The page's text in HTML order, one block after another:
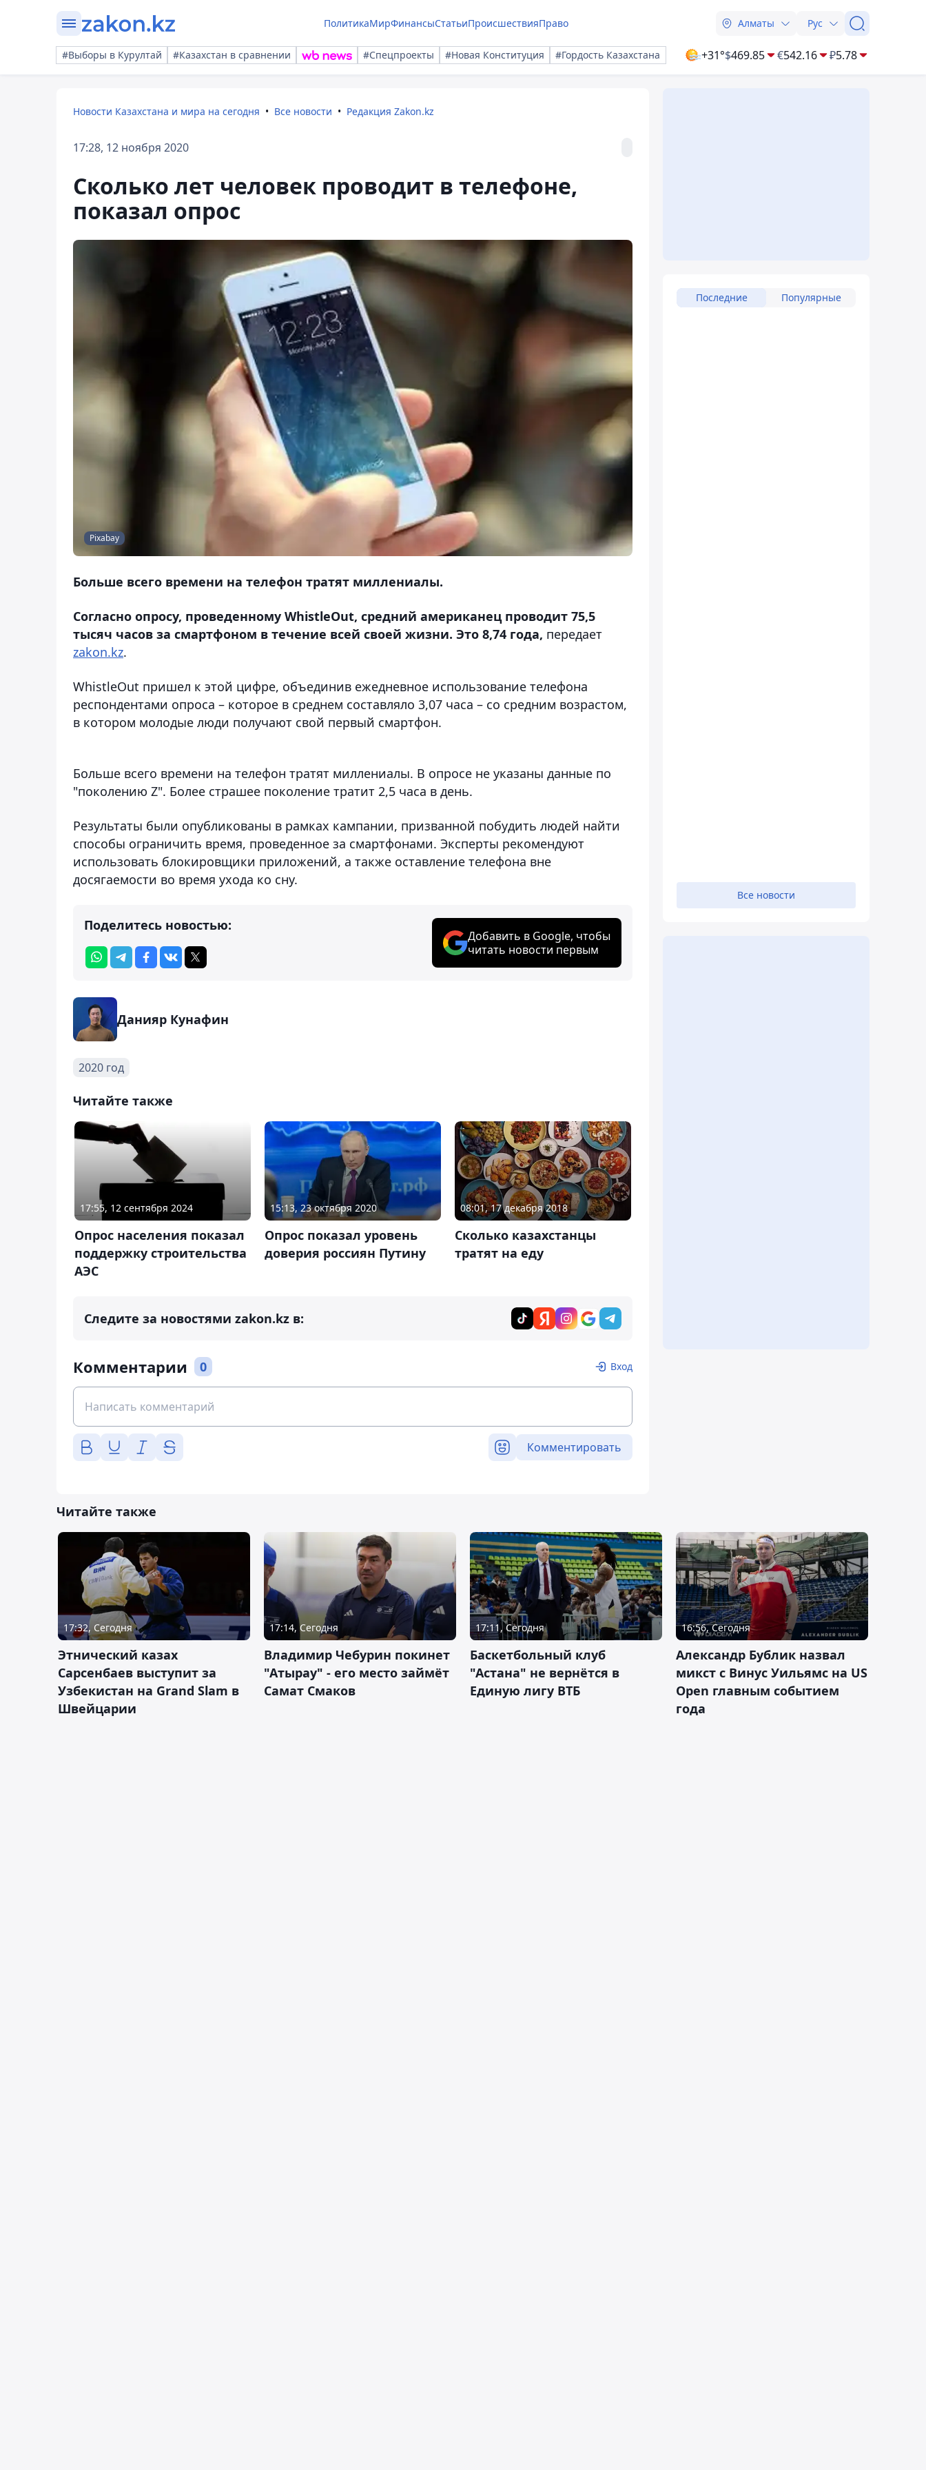
ПолитикаМирФинансыСтатьиПроисшествияПраво Алматы Рус
#Выборы в Курултай #Казахстан в сравнении #Спецпроекты #Новая Конституция #Гордость Казахстана +31°$469.85 €542.16 ₽5.78
Новости Казахстана и мира на сегодня Все новости Редакция Zakon.kz
17:28, 12 ноября 2020
Сколько лет человек проводит в телефоне,
показал опрос
Pixabay
Больше всего времени на телефон тратят миллениалы.
Согласно опросу, проведенному WhistleOut, средний американец проводит 75,5
тысяч часов за смартфоном в течение всей своей жизни. Это 8,74 года, передает
zakon.kz.
WhistleOut пришел к этой цифре, объединив ежедневное использование телефона
респондентами опроса – которое в среднем составляло 3,07 часа – со средним возрастом,
в котором молодые люди получают свой первый смартфон.
Больше всего времени на телефон тратят миллениалы. В опросе не указаны данные по
"поколению Z". Более страшее поколение тратит 2,5 часа в день.
Результаты были опубликованы в рамках кампании, призванной побудить людей найти
способы ограничить время, проведенное за смартфонами. Эксперты рекомендуют
использовать блокировщики приложений, а также оставление телефона вне
досягаемости во время ухода ко сну.
Поделитесь новостью:
Добавить в Google, чтобы
читать новости первым
Данияр Кунафин
2020 год
Читайте также
17:55, 12 сентября 2024
Опрос населения показал
поддержку строительства
АЭС
15:13, 23 октября 2020
Опрос показал уровень
доверия россиян Путину
08:01, 17 декабря 2018
Сколько казахстанцы
тратят на еду
Следите за новостями zakon.kz в:
Комментарии 0 Вход
Комментировать
Последние Популярные
Все новости
Читайте также
17:32, Сегодня
Этнический казах
Сарсенбаев выступит за
Узбекистан на Grand Slam в
Швейцарии
17:14, Сегодня
Владимир Чебурин покинет
"Атырау" - его место займёт
Самат Смаков
17:11, Сегодня
Баскетбольный клуб
"Астана" не вернётся в
Единую лигу ВТБ
16:56, Сегодня
Александр Бублик назвал
микст с Винус Уильямс на US
Open главным событием
года